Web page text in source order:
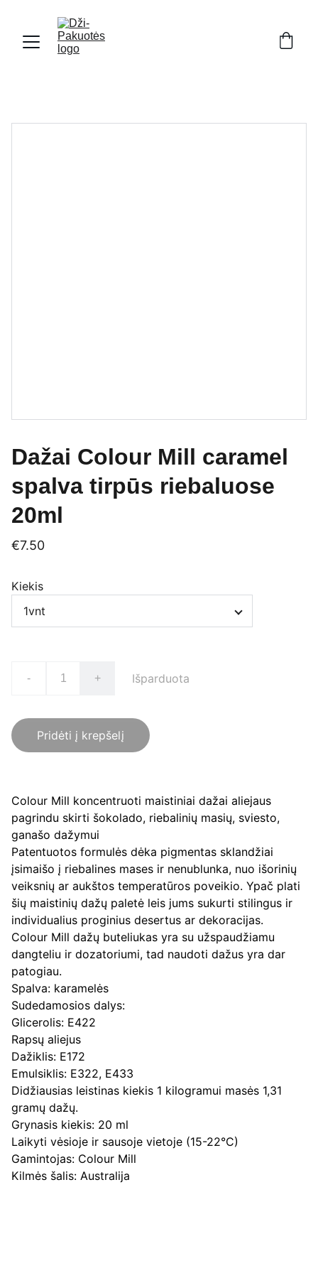
Dažai Colour Mill caramel
spalva tirpūs riebaluose
20ml
€7.50
Kiekis
- + Išparduota
Pridėti į krepšelį
Colour Mill koncentruoti maistiniai dažai aliejaus
pagrindu skirti šokolado, riebalinių masių, sviesto,
ganašo dažymui
Patentuotos formulės dėka pigmentas sklandžiai
įsimaišo į riebalines mases ir nenublunka, nuo išorinių
veiksnių ar aukštos temperatūros poveikio. Ypač plati
šių maistinių dažų paletė leis jums sukurti stilingus ir
individualius proginius desertus ar dekoracijas.
Colour Mill dažų buteliukas yra su užspaudžiamu
dangteliu ir dozatoriumi, tad naudoti dažus yra dar
patogiau.
Spalva: karamelės
Sudedamosios dalys:
Glicerolis: E422
Rapsų aliejus
Dažiklis: E172
Emulsiklis: E322, E433
Didžiausias leistinas kiekis 1 kilogramui masės 1,31
gramų dažų.
Grynasis kiekis: 20 ml
Laikyti vėsioje ir sausoje vietoje (15-22°C)
Gamintojas: Colour Mill
Kilmės šalis: Australija